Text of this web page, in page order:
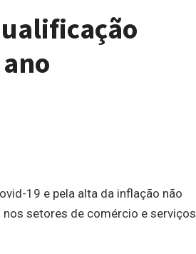
19 e pela alta da inflação não
setores de comércio e serviços